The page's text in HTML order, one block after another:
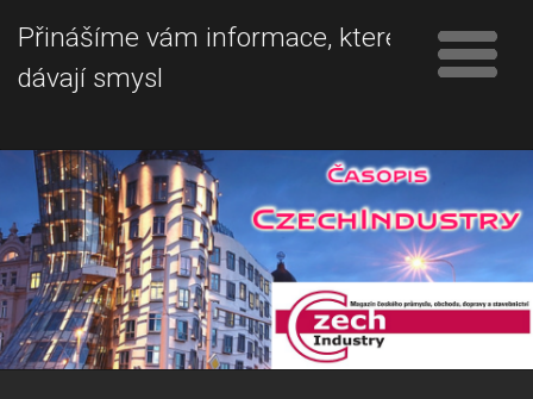
Přinášíme vám informace, které
dávají smysl